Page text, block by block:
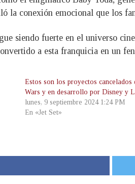
la conexión emocional que los
siendo fuerte en el universo
a esta franquicia en un
Estos son los proyectos cancelados
Wars y en desarrollo por Disney y
lunes, 9 septiembre 2024 1:24 PM
En «Jet Set»